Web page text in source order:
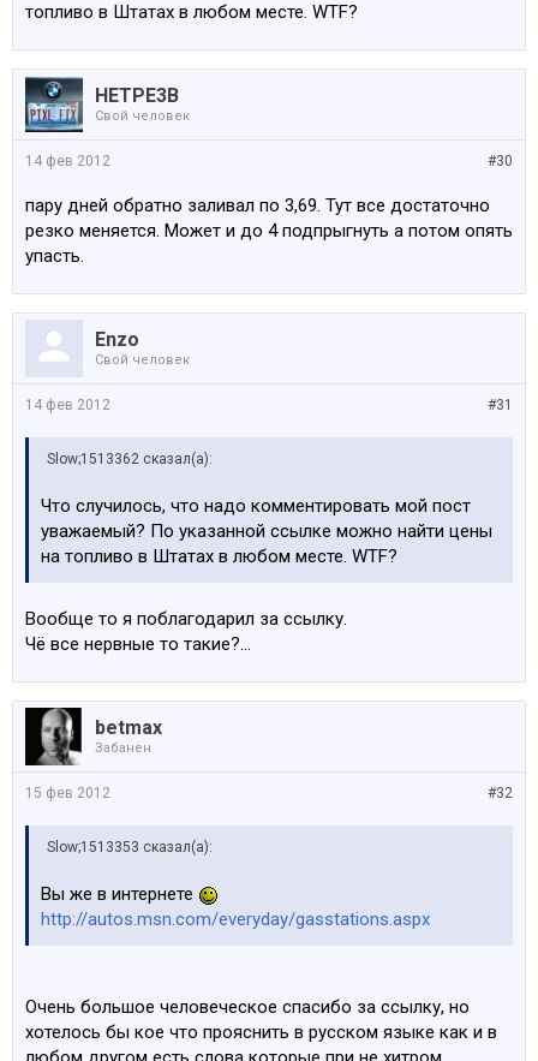
топливо в Штатах в любом месте. WTF?
HETPE3B
Свой человек
#30
14 фев 2012
пару дней обратно заливал по 3,69. Тут все достаточно
резко меняется. Может и до 4 подпрыгнуть а потом опять
упасть.
Enzo
Свой человек
#31
14 фев 2012
Slow;1513362 сказал(а):
Что случилось, что надо комментировать мой пост
уважаемый? По указанной ссылке можно найти цены
на топливо в Штатах в любом месте. WTF?
Вообще то я поблагодарил за ссылку.
Чё все нервные то такие?...
betmax
Забанен
#32
15 фев 2012
Slow;1513353 сказал(а):
Вы же в интернете
http://autos.msn.com/everyday/gasstations.aspx
Очень большое человеческое спасибо за ссылку, но
хотелось бы кое что прояснить в русском языке как и в